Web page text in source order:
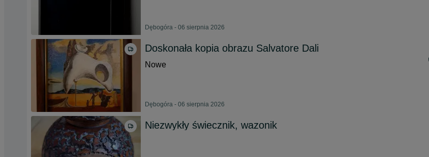
Dębogóra - 06 sierpnia 2026
Doskonała kopia obrazu Salvatore Dali
Nowe
Dębogóra - 06 sierpnia 2026
Niezwykły świecznik, wazonik